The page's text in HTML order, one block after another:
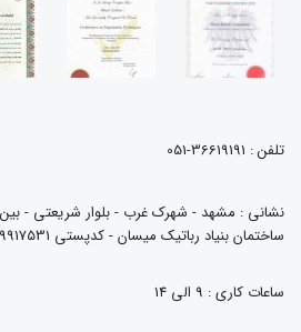
تلفن : 36619191-051
ساختمان بنیاد رباتیک میسان - کدپستی 9189917531
ساعات کاری : 9 الی 14